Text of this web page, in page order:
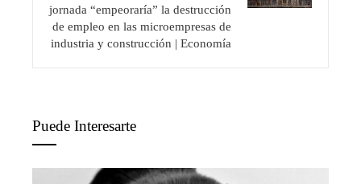
jornada “empeoraría” la destrucción
de empleo en las microempresas de
industria y construcción | Economía
Puede Interesarte